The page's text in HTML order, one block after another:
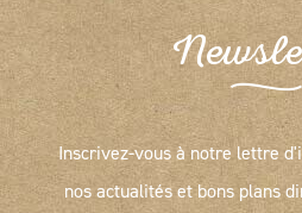
Inscrivez-vous à notre lettre
nos actualités et bons plans